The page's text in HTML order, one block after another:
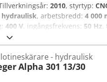
2010, styrtyp:
hydraulisk, arbetsbredd: 4 000
400 V, ingångsfrekvens: 50 Hz,
hydraulisk gradsax i mycket
och effektiv kapning av
GX II-serien från AMADA
vilket gör denna
tillgänglig och kan
- hydraulisk
Alpha 301 13/30